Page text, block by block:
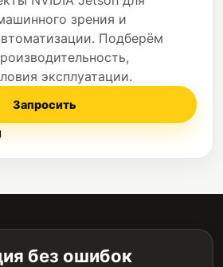
зрения и
Подберём
эксплуатации.
Запросить
без ошибок